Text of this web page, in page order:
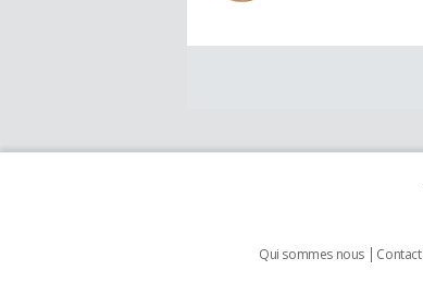
Qui sommes nous Contact